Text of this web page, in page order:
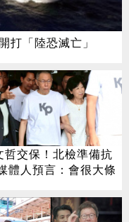
打「陸恐滅亡」
哲交保！北檢準備抗
體人預言：會很大條